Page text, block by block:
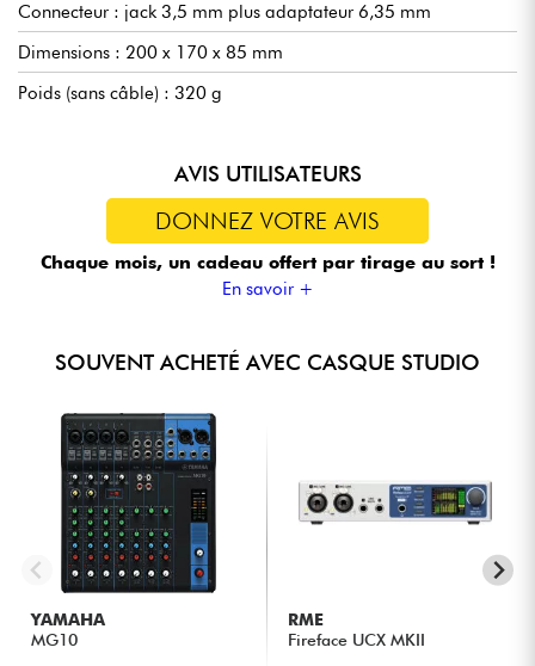
Connecteur : jack 3,5 mm plus adaptateur 6,35 mm
Dimensions : 200 x 170 x 85 mm
Poids (sans câble) : 320 g
AVIS UTILISATEURS
DONNEZ VOTRE AVIS
Chaque mois, un cadeau offert par tirage au sort !
En savoir +
SOUVENT ACHETÉ AVEC CASQUE STUDIO
YAMAHA
MG10
RME
Fireface UCX MKII